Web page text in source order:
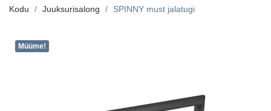
Kodu Juuksurisalong SPINNY must jalatugi
Müüme!